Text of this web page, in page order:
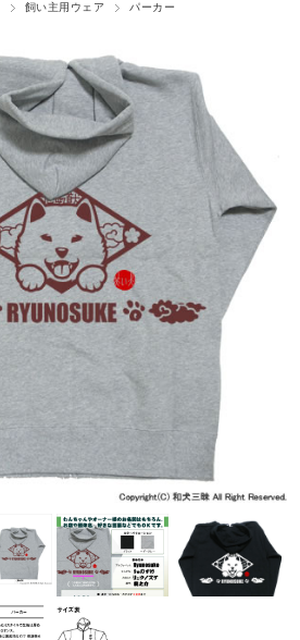
飼い主用ウェア パーカー